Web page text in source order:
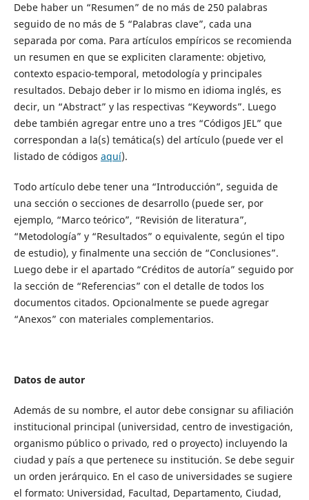
Debe haber un “Resumen” de no más de 250 palabras
seguido de no más de 5 “Palabras clave”, cada una
separada por coma. Para artículos empíricos se recomienda
un resumen en que se expliciten claramente: objetivo,
contexto espacio-temporal, metodología y principales
resultados. Debajo deber ir lo mismo en idioma inglés, es
decir, un “Abstract” y las respectivas “Keywords”. Luego
debe también agregar entre uno a tres “Códigos JEL” que
correspondan a la(s) temática(s) del artículo (puede ver el
listado de códigos aquí).
Todo artículo debe tener una “Introducción”, seguida de
una sección o secciones de desarrollo (puede ser, por
ejemplo, “Marco teórico”, “Revisión de literatura”,
“Metodología” y “Resultados” o equivalente, según el tipo
de estudio), y finalmente una sección de “Conclusiones”.
Luego debe ir el apartado “Créditos de autoría” seguido por
la sección de “Referencias” con el detalle de todos los
documentos citados. Opcionalmente se puede agregar
“Anexos” con materiales complementarios.
Datos de autor
Además de su nombre, el autor debe consignar su afiliación
institucional principal (universidad, centro de investigación,
organismo público o privado, red o proyecto) incluyendo la
ciudad y país a que pertenece su institución. Se debe seguir
un orden jerárquico. En el caso de universidades se sugiere
el formato: Universidad, Facultad, Departamento, Ciudad,